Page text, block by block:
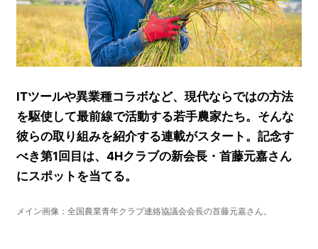
ITツールや異業種コラボなど、現代ならではの方法
を駆使して最前線で活動する若手農家たち。そんな
彼らの取り組みを紹介する連載がスタート。記念す
べき第1回目は、4Hクラブの新会長・首藤元嘉さん
にスポットを当てる。
メイン画像：全国農業青年クラブ連絡協議会会長の首藤元嘉さん。